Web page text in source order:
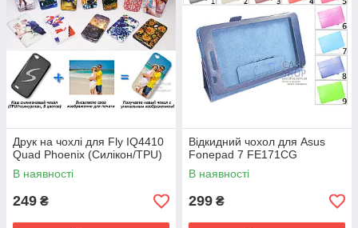
Друк на чохлі для Fly IQ4410
Quad Phoenix (Силікон/TPU)
В наявності
249 ₴
Відкидний чохол для Asus
Fonepad 7 FE171CG
В наявності
299 ₴